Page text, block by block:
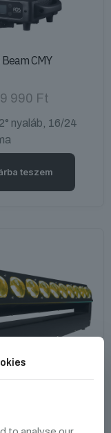
Beam CMY
990 Ft
nyaláb, 16/24
teszem